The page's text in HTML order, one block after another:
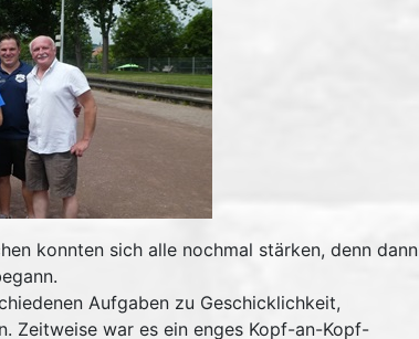
konnten sich alle nochmal stärken, denn dann
Aufgaben zu Geschicklichkeit,
Zeitweise war es ein enges Kopf-an-Kopf-